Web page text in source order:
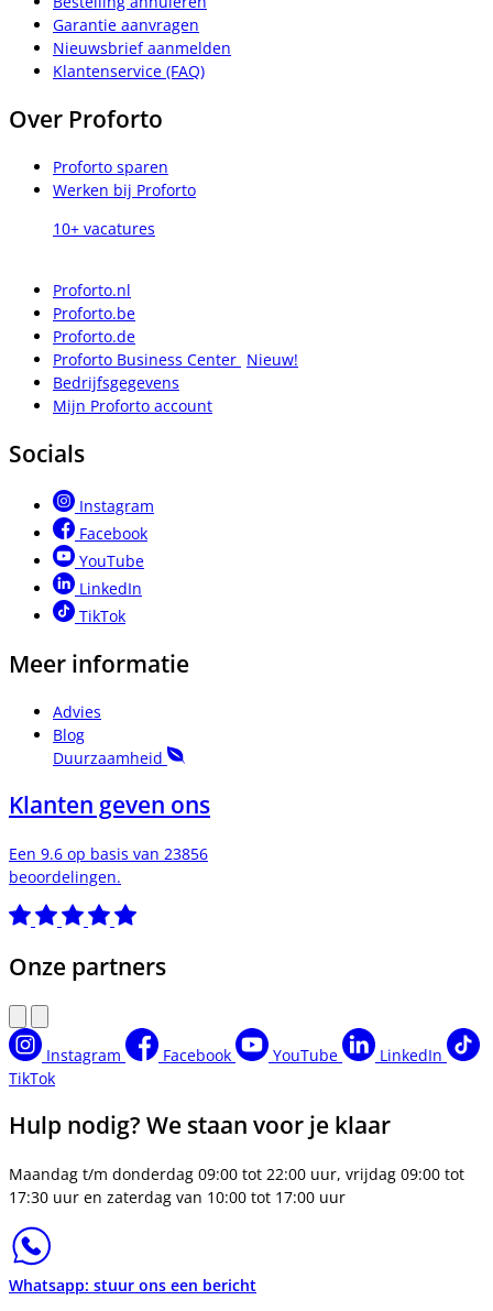
Garantie aanvragen
Nieuwsbrief aanmelden
Klantenservice (FAQ)
Over Proforto
Proforto sparen
Werken bij Proforto
10+ vacatures
Proforto.nl
Proforto.be
Proforto.de
Proforto Business Center Nieuw!
Bedrijfsgegevens
Mijn Proforto account
Socials
Instagram
Facebook
YouTube
LinkedIn
TikTok
Meer informatie
Advies
Blog
Duurzaamheid
Klanten geven ons
Een 9.6 op basis van 23856
beoordelingen.
Onze partners
Instagram Facebook YouTube
LinkedIn
TikTok
Hulp nodig? We staan voor je klaar
Maandag t/m donderdag 09:00 tot 22:00 uur, vrijdag 09:00 tot
17:30 uur en zaterdag van 10:00 tot 17:00 uur
Whatsapp: stuur ons een bericht